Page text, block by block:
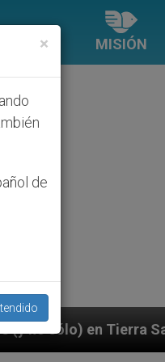
MISIÓN
×
de